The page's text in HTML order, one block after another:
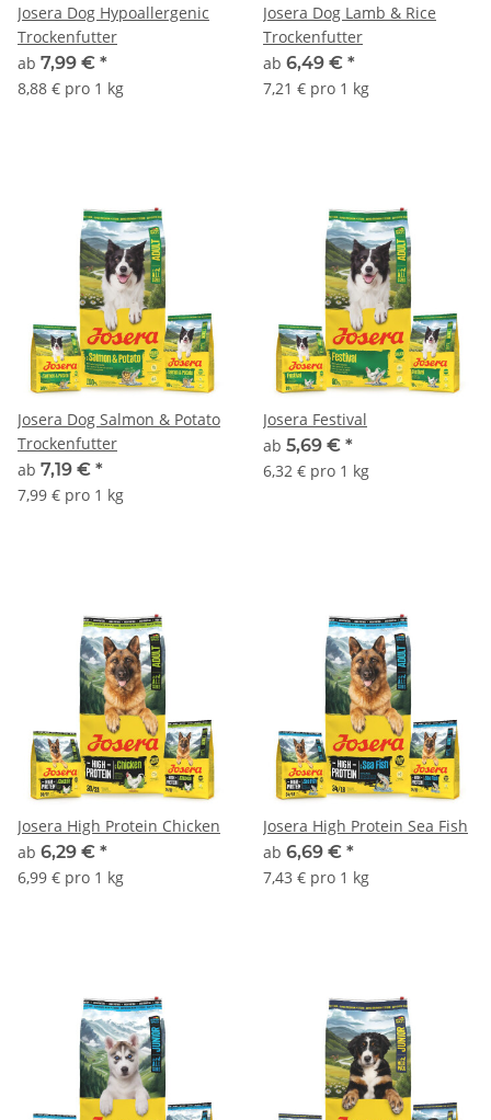
Josera Dog Hypoallergenic
Trockenfutter
ab 7,99 € *
8,88 € pro 1 kg
Josera Dog Lamb & Rice
Trockenfutter
ab 6,49 € *
7,21 € pro 1 kg
Josera Dog Salmon & Potato
Trockenfutter
ab 7,19 € *
7,99 € pro 1 kg
Josera Festival
ab 5,69 € *
6,32 € pro 1 kg
Josera High Protein Chicken
ab 6,29 € *
6,99 € pro 1 kg
Josera High Protein Sea Fish
ab 6,69 € *
7,43 € pro 1 kg